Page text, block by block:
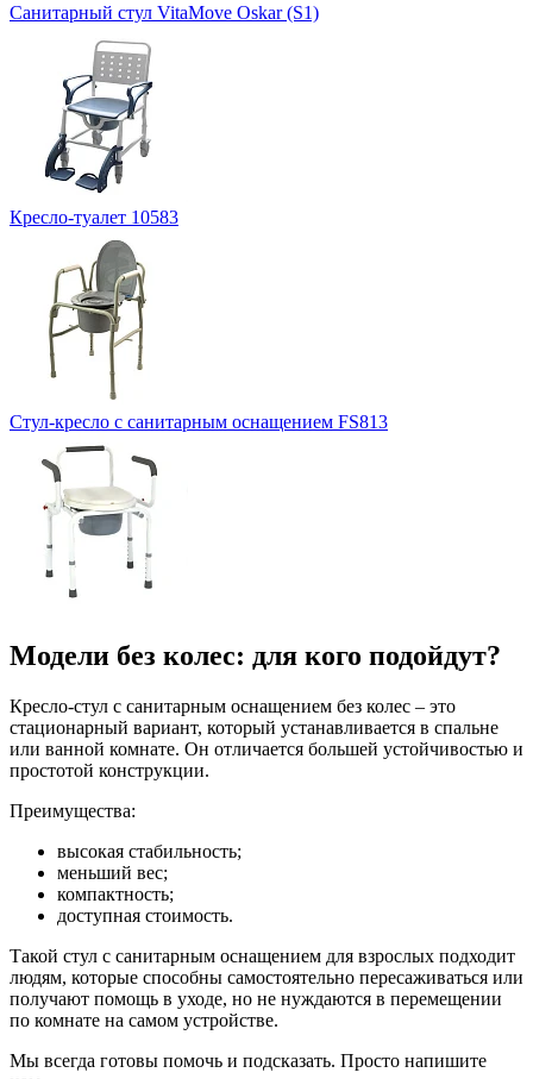
Санитарный стул VitaMove Oskar (S1)
Кресло-туалет 10583
Стул-кресло с санитарным оснащением FS813
Модели без колес: для кого подойдут?
Кресло-стул с санитарным оснащением без колес – это
стационарный вариант, который устанавливается в спальне
или ванной комнате. Он отличается большей устойчивостью и
простотой конструкции.
Преимущества:
высокая стабильность;
меньший вес;
компактность;
доступная стоимость.
Такой стул с санитарным оснащением для взрослых подходит
людям, которые способны самостоятельно пересаживаться или
получают помощь в уходе, но не нуждаются в перемещении
по комнате на самом устройстве.
Мы всегда готовы помочь и подсказать. Просто напишите